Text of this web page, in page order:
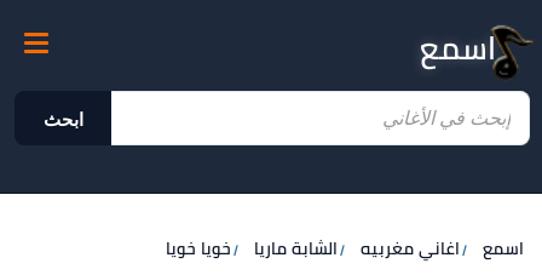
اسمع
ابحث
اسمع اغاني مغربيه الشابة ماريا خويا خويا